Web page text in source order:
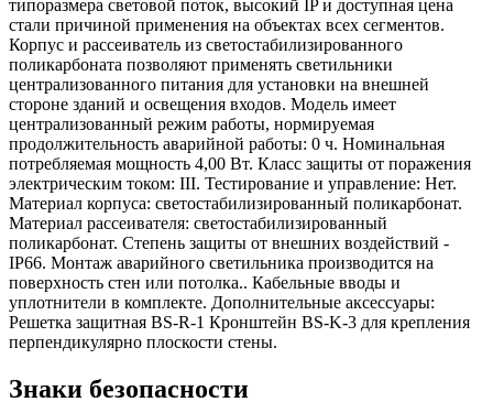
типоразмера световой поток, высокий IP и доступная цена
стали причиной применения на объектах всех сегментов.
Корпус и рассеиватель из светостабилизированного
поликарбоната позволяют применять светильники
централизованного питания для установки на внешней
стороне зданий и освещения входов. Модель имеет
централизованный режим работы, нормируемая
продолжительность аварийной работы: 0 ч. Номинальная
потребляемая мощность 4,00 Вт. Класс защиты от поражения
электрическим током: III. Тестирование и управление: Нет.
Материал корпуса: светостабилизированный поликарбонат.
Материал рассеивателя: светостабилизированный
поликарбонат. Степень защиты от внешних воздействий -
IP66. Монтаж аварийного светильника производится на
поверхность стен или потолка.. Кабельные вводы и
уплотнители в комплекте. Дополнительные аксессуары:
Решетка защитная BS-R-1 Кронштейн BS-K-3 для крепления
перпендикулярно плоскости стены.
Знаки безопасности